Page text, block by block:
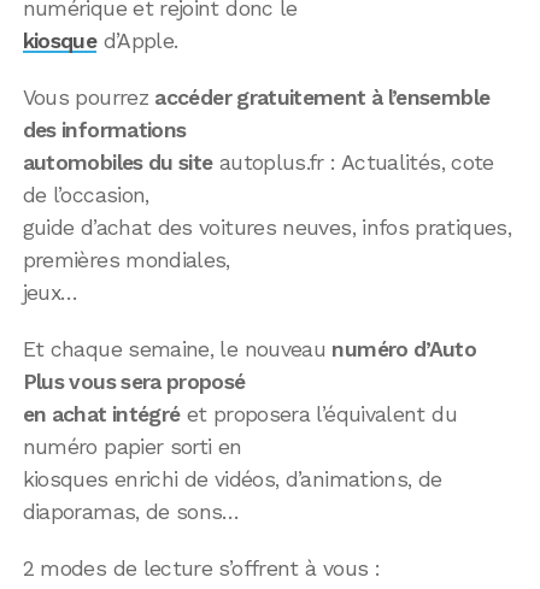
numérique et rejoint donc le
kiosqued’Apple.
Vous pourrez accéder gratuitement à l’ensemble
des informations
automobiles du siteautoplus.fr : Actualités, cote
de l’occasion,
guide d’achat des voitures neuves, infos pratiques,
premières mondiales,
jeux…
Et chaque semaine, le nouveau numéro d’Auto
Plus vous sera proposé
en achat intégréet proposera l’équivalent du
numéro papier sorti en
kiosques enrichi de vidéos, d’animations, de
diaporamas, de sons…
2 modes de lecture s’offrent à vous :